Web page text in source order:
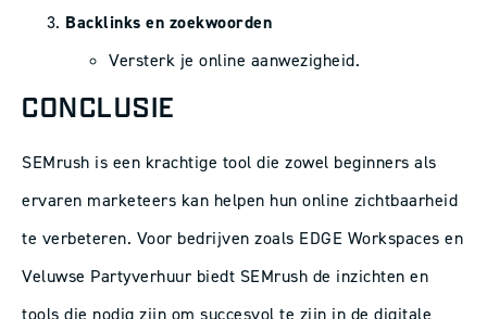
Backlinks en zoekwoorden
Versterk je online aanwezigheid.
CONCLUSIE
SEMrush is een krachtige tool die zowel beginners als
ervaren marketeers kan helpen hun online zichtbaarheid
te verbeteren. Voor bedrijven zoals EDGE Workspaces en
Veluwse Partyverhuur biedt SEMrush de inzichten en
tools die nodig zijn om succesvol te zijn in de digitale